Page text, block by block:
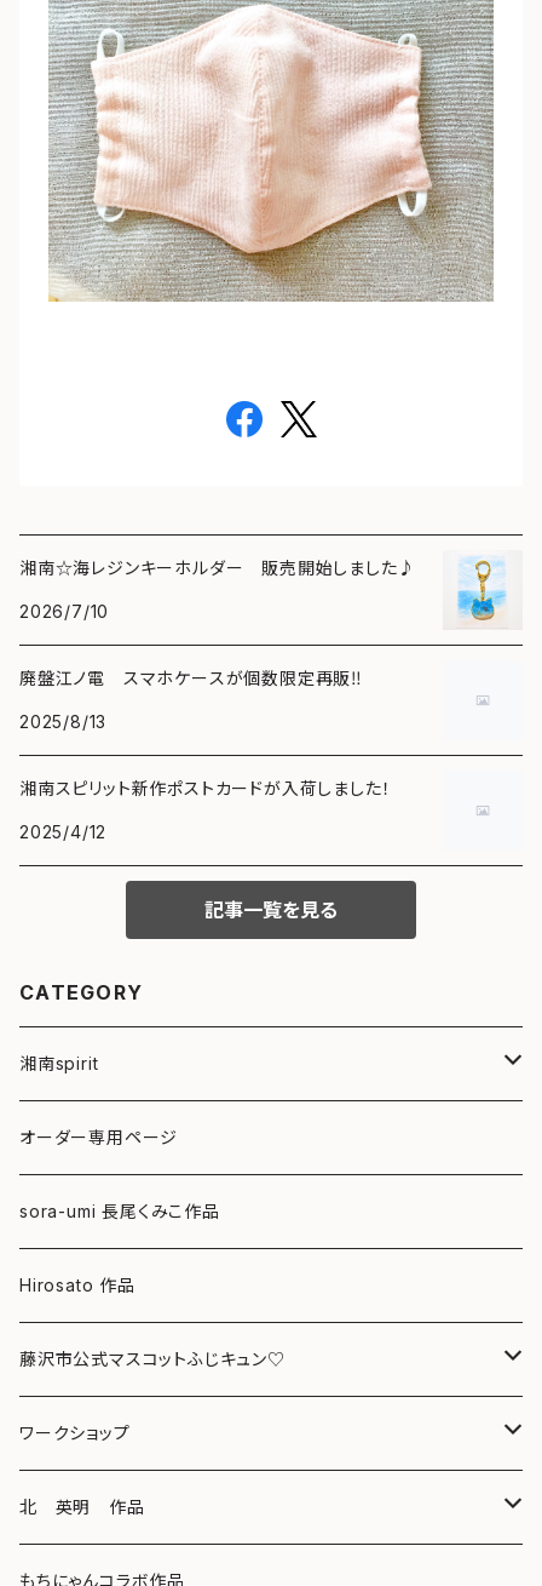
湘南☆海レジンキーホルダー 販売開始しました♪
2026/7/10
廃盤江ノ電 スマホケースが個数限定再販‼️
2025/8/13
湘南スピリット新作ポストカードが入荷しました！
2025/4/12
記事一覧を見る
CATEGORY
湘南spirit
ポストカード
グリーティングカード
クリアファイル
マグカップ
スマホケース
キーホルダー
バッグ
オーダー専用ページ
sora-umi 長尾くみこ作品
Hirosato 作品
藤沢市公式マスコットふじキュン♡
クリアファイル
ボールペン
キーホルダー
ワークショップ
海レジンアートボード
レジンチャーム
北 英明 作品
ポストカード
もちにゃんコラボ作品